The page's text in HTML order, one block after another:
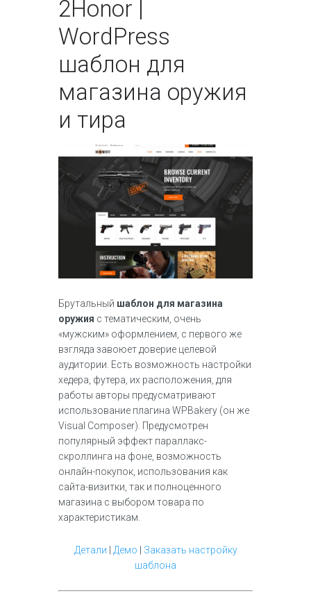
2Honor |
WordPress
шаблон для
магазина оружия
и тира
Брутальный шаблон для магазина
оружия с тематическим, очень
«мужским» оформлением, с первого же
взгляда завоюет доверие целевой
аудитории. Есть возможность настройки
хедера, футера, их расположения, для
работы авторы предусматривают
использование плагина WPBakery (он же
Visual Composer). Предусмотрен
популярный эффект параллакс-
скроллинга на фоне, возможность
онлайн-покупок, использования как
сайта-визитки, так и полноценного
магазина с выбором товара по
характеристикам.
Детали | Демо | Заказать настройку
шаблона